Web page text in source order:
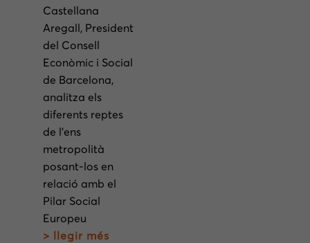
Castellana
Aregall, President
del Consell
Econòmic i Social
de Barcelona,
analitza els
diferents reptes
de l’ens
metropolità
posant-los en
relació amb el
Pilar Social
Europeu
> llegir més